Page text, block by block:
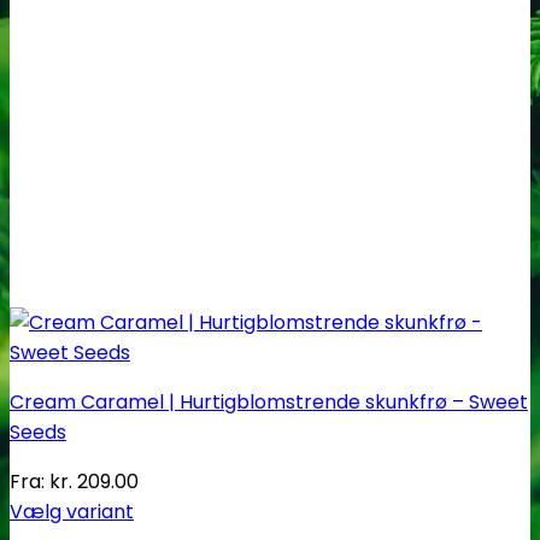
på
Cream Caramel | Hurtigblomstrende skunkfrø – Sweet
Seeds
Fra: kr. 209.00
Vælg variant